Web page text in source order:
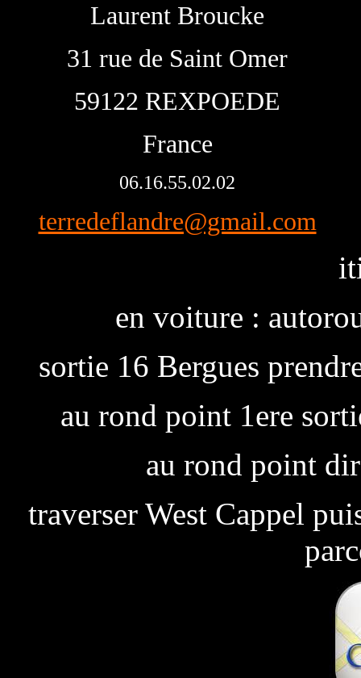
Laurent Broucke
31 rue de Saint Omer
59122 REXPOEDE
France
06.16.55.02.02
terredeflandre@gmail.com
en voiture :
sortie 16 Bergues
au rond point 1ere
au rond point
traverser West Cappel